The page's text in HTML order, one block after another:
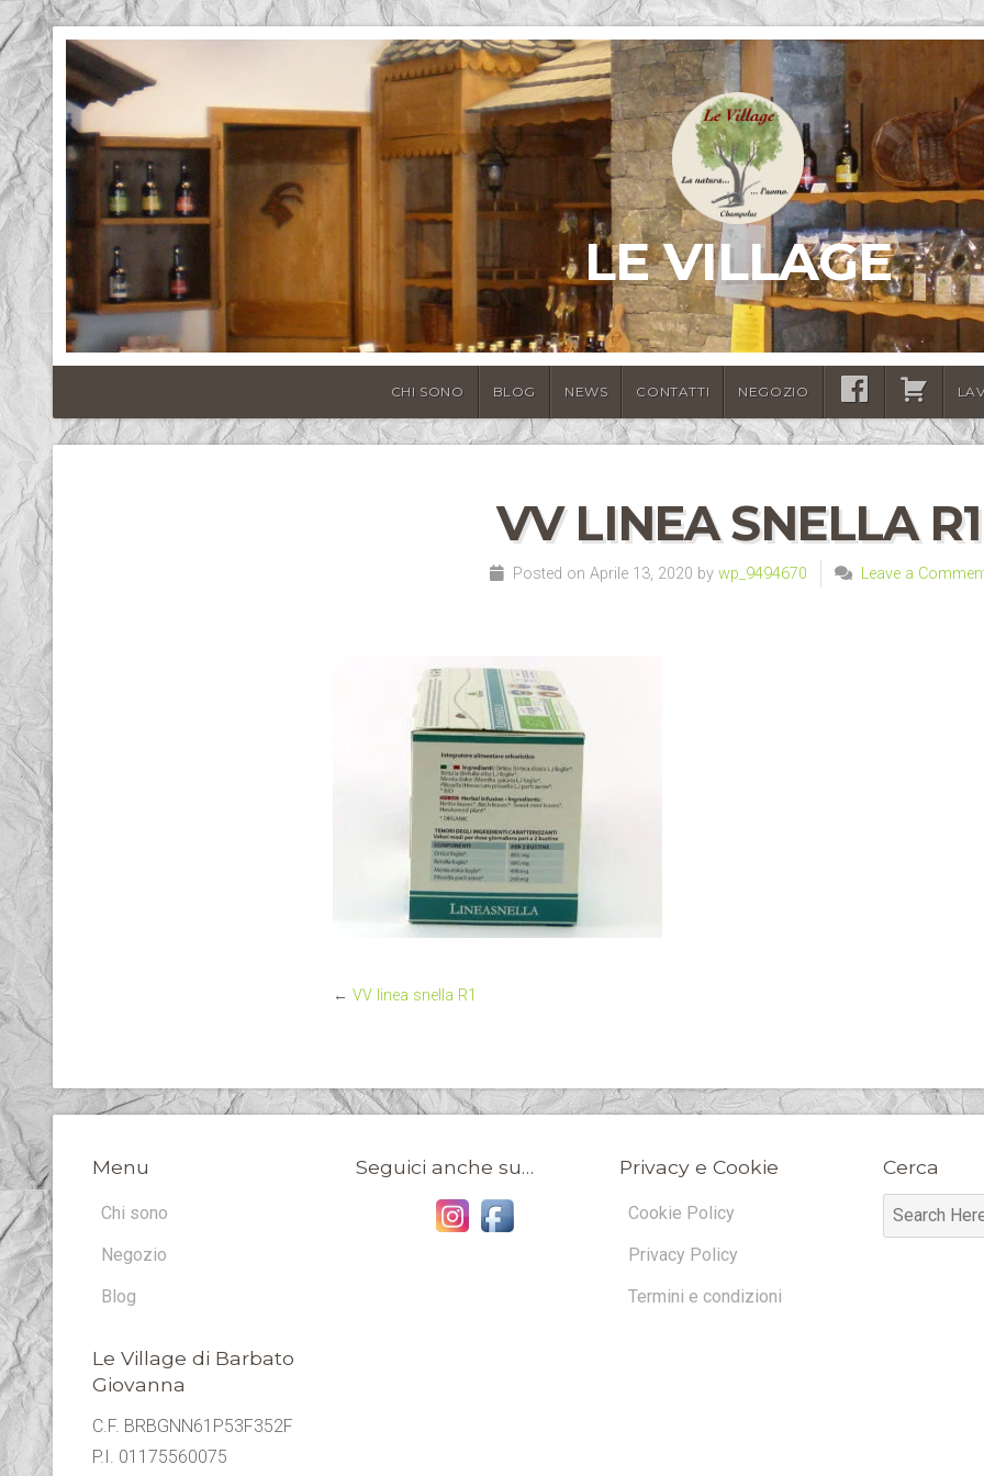
LE VILLAGE
CHI SONO BLOG NEWS CONTATTI NEGOZIO SEGUICI
SU
CARRELLO
VV LINEA SNELLA R1
Posted on Aprile 13, 2020 by wp_9494670 Leave a
←VV linea snella R1
Menu
Chi sono
Negozio
Blog
Seguici anche su… Privacy e Cookie
Cookie Policy
Privacy Policy
Termini e condizioni
Cerca
Le Village di Barbato
Giovanna
C.F. BRBGNN61P53F352F
P.I. 01175560075